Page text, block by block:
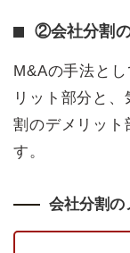
②会社分割
M&Aの手法と
リット部分と
割のデメリット
す。
会社分割の